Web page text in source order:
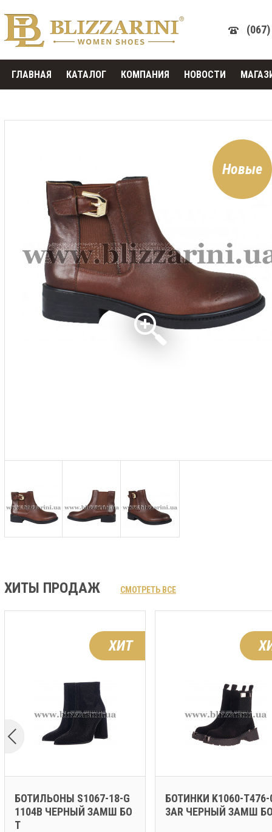
ГЛАВНАЯ КАТАЛОГ КОМПАНИЯ НОВОСТИ
Новые
ХИТЫ ПРОДАЖ СМОТРЕТЬ ВСЕ
ХИТ
БОТИЛЬОНЫ S1067-18-G
1104B ЧЕРНЫЙ ЗАМШ БО
Т
БОТИНКИ K1060-T476-
3AR ЧЕРНЫЙ ЗАМШ